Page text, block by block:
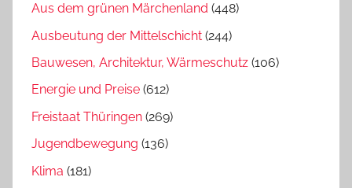
Aus dem grünen Märchenland (448)
Ausbeutung der Mittelschicht (244)
Bauwesen, Architektur, Wärmeschutz (106)
Energie und Preise (612)
Freistaat Thüringen (269)
Jugendbewegung (136)
Klima (181)